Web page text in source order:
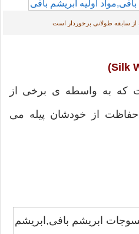
از سابقه طولانی برخوردار است
که به واسطه ی برخی از
حفاظت از خودشان پیله می